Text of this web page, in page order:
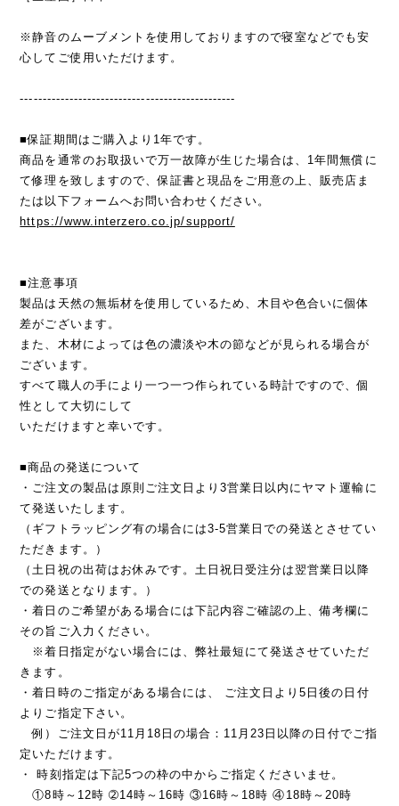
※静音のムーブメントを使用しておりますので寝室などでも安
心してご使用いただけます。
------------------------------------------------
■保証期間はご購入より1年です。
商品を通常のお取扱いで万一故障が生じた場合は、1年間無償に
て修理を致しますので、保証書と現品をご用意の上、販売店ま
たは以下フォームへお問い合わせください。
https://www.interzero.co.jp/support/
■注意事項
製品は天然の無垢材を使用しているため、木目や色合いに個体
差がございます。
また、木材によっては色の濃淡や木の節などが見られる場合が
ございます。
すべて職人の手により一つ一つ作られている時計ですので、個
性として大切にして
いただけますと幸いです。
■商品の発送について
・ご注文の製品は原則ご注文日より3営業日以内にヤマト運輸に
て発送いたします。
（ギフトラッピング有の場合には3-5営業日での発送とさせてい
ただきます。）
（土日祝の出荷はお休みです。土日祝日受注分は翌営業日以降
での発送となります。）
・着日のご希望がある場合には下記内容ご確認の上、備考欄に
その旨ご入力ください。
※着日指定がない場合には、弊社最短にて発送させていただ
きます。
・着日時のご指定がある場合には、 ご注文日より5日後の日付
よりご指定下さい。
例）ご注文日が11月18日の場合：11月23日以降の日付でご指
定いただけます。
・ 時刻指定は下記5つの枠の中からご指定くださいませ。
①8時～12時 ➁14時～16時 ③16時～18時 ④18時～20時